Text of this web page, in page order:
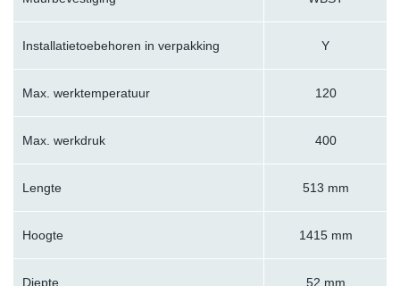
Installatietoebehoren in verpakking Y
Max. werktemperatuur 120
Max. werkdruk 400
Lengte 513 mm
Hoogte 1415 mm
Diepte 52 mm